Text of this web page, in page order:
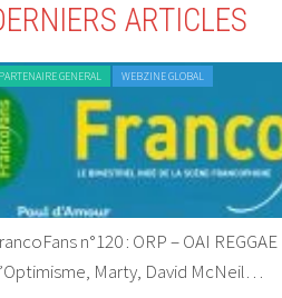
ARTICLES
GENERAL WEBZINE GLOBAL
n°120 : ORP – OAI
Marty, David McNeil…